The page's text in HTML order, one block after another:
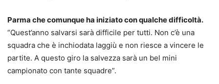
Parma che comunque ha iniziato con qualche difficoltà.
“Quest’anno salvarsi sarà difficile per tutti. Non c’è una
squadra che è inchiodata laggiù e non riesce a vincere le
partite. A questo giro la salvezza sarà un bel mini
campionato con tante squadre”.